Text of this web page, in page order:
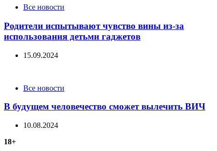
CategoriesВсе новости
Родители испытывают чувство вины из-за
использования детьми гаджетов
15.09.2024
CategoriesВсе новости
В будущем человечество сможет вылечить ВИЧ
10.08.2024
18+